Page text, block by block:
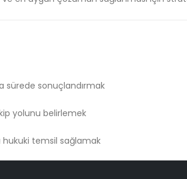
sürede sonuçlandırmak
yolunu belirlemek
temsil sağlamak